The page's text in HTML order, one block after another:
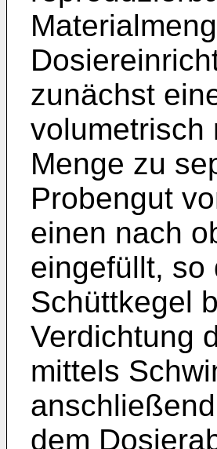
zunächst
volumetrisch
Menge zu
Probengut
einen nach
eingefüllt, so
Schüttkegel
Verdichtung
mittels
dem